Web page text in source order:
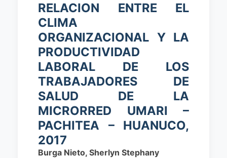
RELACION ENTRE EL
CLIMA
ORGANIZACIONAL Y LA
PRODUCTIVIDAD
LABORAL DE LOS
TRABAJADORES DE
SALUD DE LA
MICRORRED UMARI –
PACHITEA – HUANUCO,
2017
Burga Nieto, Sherlyn Stephany